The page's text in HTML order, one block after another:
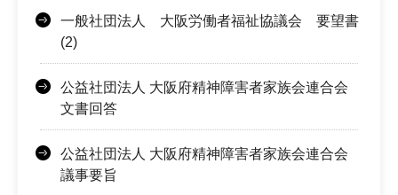
一般社団法人 大阪労働者福祉協議会 要望書
(2)
公益社団法人 大阪府精神障害者家族会連合会
文書回答
公益社団法人 大阪府精神障害者家族会連合会
議事要旨